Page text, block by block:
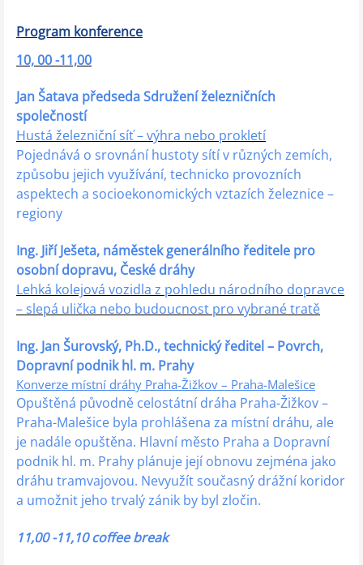
Program konference
10, 00 -11,00
Jan Šatava předseda Sdružení železničních
společností
Hustá železniční síť – výhra nebo prokletí
Pojednává o srovnání hustoty sítí v různých zemích,
způsobu jejich využívání, technicko provozních
aspektech a socioekonomických vztazích železnice –
regiony
Ing. Jiří Ješeta, náměstek generálního ředitele pro
osobní dopravu, České dráhy
Lehká kolejová vozidla z pohledu národního dopravce
– slepá ulička nebo budoucnost pro vybrané tratě
Ing. Jan Šurovský, Ph.D., technický ředitel – Povrch,
Dopravní podnik hl. m. Prahy
Konverze místní dráhy Praha-Žižkov – Praha-Malešice
Opuštěná původně celostátní dráha Praha-Žižkov –
Praha-Malešice byla prohlášena za místní dráhu, ale
je nadále opuštěna. Hlavní město Praha a Dopravní
podnik hl. m. Prahy plánuje její obnovu zejména jako
dráhu tramvajovou. Nevyužít současný drážní koridor
a umožnit jeho trvalý zánik by byl zločin.
11,00 -11,10 coffee break